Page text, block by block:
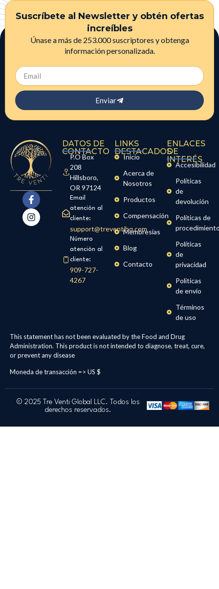
Suscríbete al Newsletter y obtén ofertas
increíbles
Únase a más de 253.000 suscriptores y obtenga
información personalizada.
Enviar
DATOS DE
CONTACTO
P.O Box
208
Hillsboro,
OR 97124
Email
atención al
cliente:
support@treventihq.com
Número
atención al
cliente:
909-727-
4267
LINKS
DESTACADOS
Inicio
Acerca de
Nosotros
Productos
Compensación
Membresias
Blog
Contacto
ENLACES
DE
INTERÉS
Accesibilidad
Políticas
de
devolución
Políticas de
Políticas
de
privacidad
Políticas
de envío
Términos
de uso
This statement has not been evaluated by the Food and Drug
Administration. This product is not intended to diagnose, treat, cure,
or prevent any disease
Moneda de transacción => US $
© 2025 Tre Venti Global LLC. Todos los
derechos reservados.